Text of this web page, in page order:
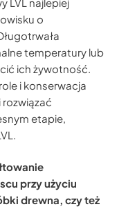
o
temperatury lub
ich żywotność.
i konserwacja
etapie,
przy użyciu
drewna, czy też